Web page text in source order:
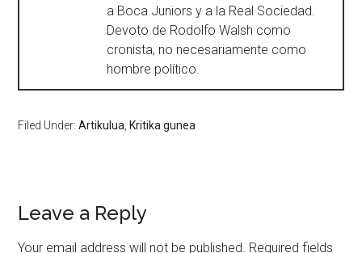
a Boca Juniors y a la Real Sociedad.
Devoto de Rodolfo Walsh como
cronista, no necesariamente como
hombre político.
Filed Under:Artikulua Kritika gunea
Leave a Reply
Your email address will not be published. Required fields